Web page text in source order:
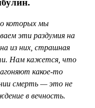
которых мы
эти раздумия на
из них, страшная
Нам кажется, что
какое-то
смерть — это не
в вечность.